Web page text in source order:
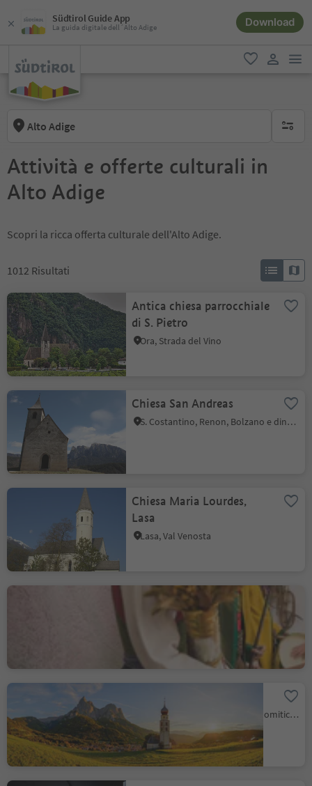
Südtirol Guide App
La guida digitale dell´Alto Adige Download
favoriti
Alto Adige
Attività e offerte culturali in
Alto Adige
Scopri la ricca offerta culturale dell'Alto Adige.
1012 Risultati
Antica chiesa parrocchiale
di S. Pietro
Ora, Strada del Vino
Chiesa San Andreas
S. Costantino, Renon, Bolzano e dintorni
Chiesa Maria Lourdes,
Lasa
Lasa, Val Venosta
Museo Collepietra
Collepietra, Cornedo all'Isarco, Regione dolomitica Val d'Ega
Siusi, Castelrotto, Regione dolomitica Alpe di Siusi